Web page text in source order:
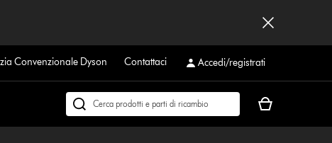
Convenzionale Dyson Contattaci Accedi/registrati
Cerca
Il